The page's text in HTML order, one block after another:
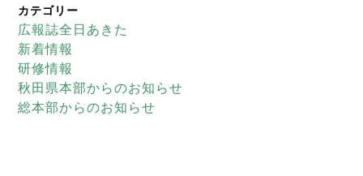
カテゴリー
広報誌全日あきた
新着情報
研修情報
秋田県本部からのお知らせ
総本部からのお知らせ